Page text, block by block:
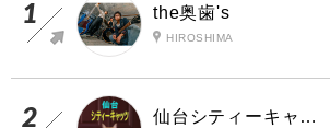
the奥歯's
HIROSHIMA
仙台シティーキャッツ